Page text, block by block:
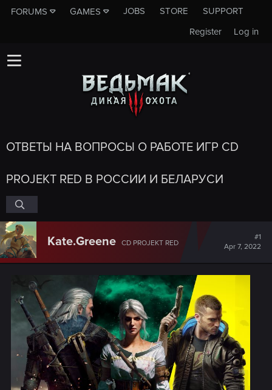
FORUMS GAMES JOBS STORE
SUPPORT
Log in
Register
ОТВЕТЫ НА ВОПРОСЫ О РАБОТЕ ИГР CD
PROJEKT RED В РОССИИ И БЕЛАРУСИ
Kate.Greene CD PROJEKT RED
#1
Apr 7, 2022